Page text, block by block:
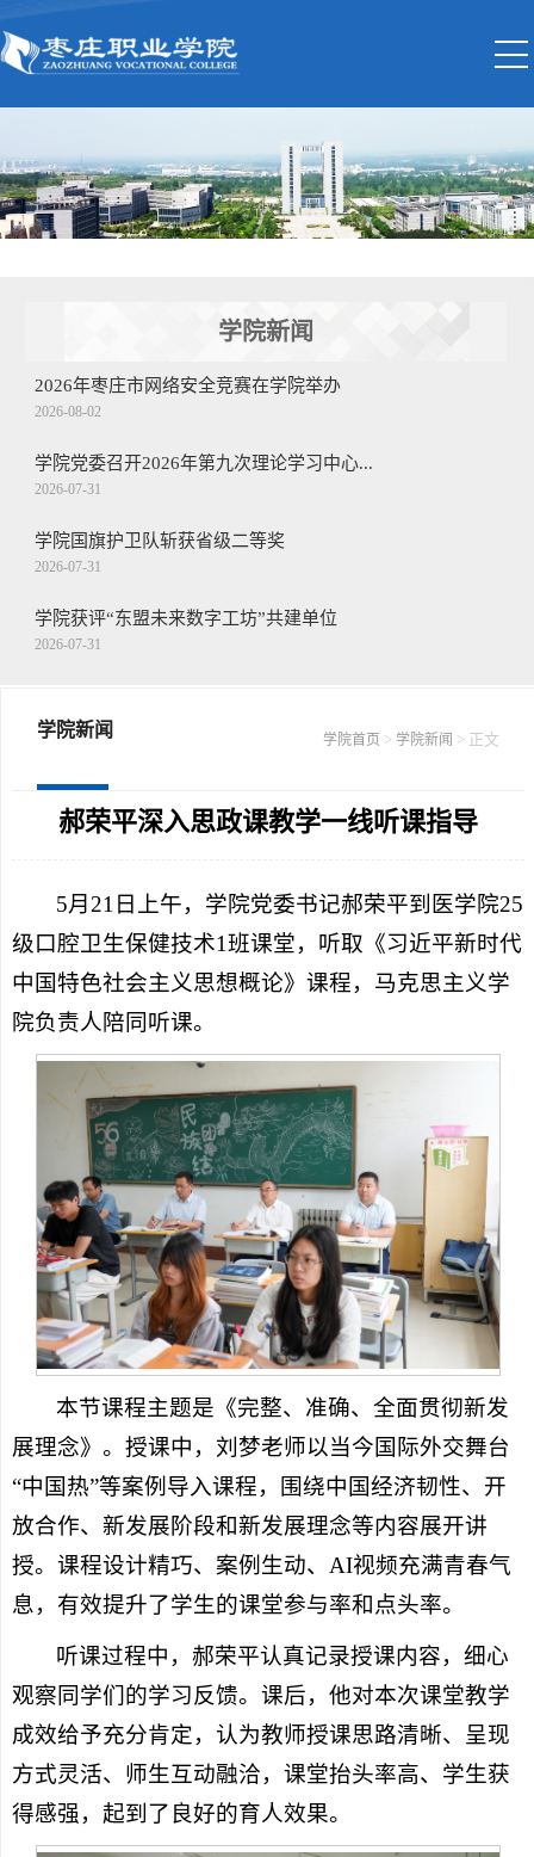
学院新闻
2026年枣庄市网络安全竞赛在学院举办
2026-08-02
学院党委召开2026年第九次理论学习中心...
2026-07-31
学院国旗护卫队斩获省级二等奖
2026-07-31
学院获评“东盟未来数字工坊”共建单位
2026-07-31
2026-07-30
学院首页 > 学院新闻 > 正文
学院新闻
郝荣平深入思政课教学一线听课指导
5月21日上午，学院党委书记郝荣平到医学院25
级口腔卫生保健技术1班课堂，听取《习近平新时代
中国特色社会主义思想概论》课程，马克思主义学
院负责人陪同听课。
本节课程主题是《完整、准确、全面贯彻新发
展理念》。授课中，刘梦老师以当今国际外交舞台
“中国热”等案例导入课程，围绕中国经济韧性、开
放合作、新发展阶段和新发展理念等内容展开讲
授。课程设计精巧、案例生动、AI视频充满青春气
息，有效提升了学生的课堂参与率和点头率。
听课过程中，郝荣平认真记录授课内容，细心
观察同学们的学习反馈。课后，他对本次课堂教学
成效给予充分肯定，认为教师授课思路清晰、呈现
方式灵活、师生互动融洽，课堂抬头率高、学生获
得感强，起到了良好的育人效果。